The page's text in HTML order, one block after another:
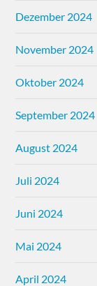
Dezember 2024
November 2024
Oktober 2024
September 2024
August 2024
Juli 2024
Juni 2024
Mai 2024
April 2024